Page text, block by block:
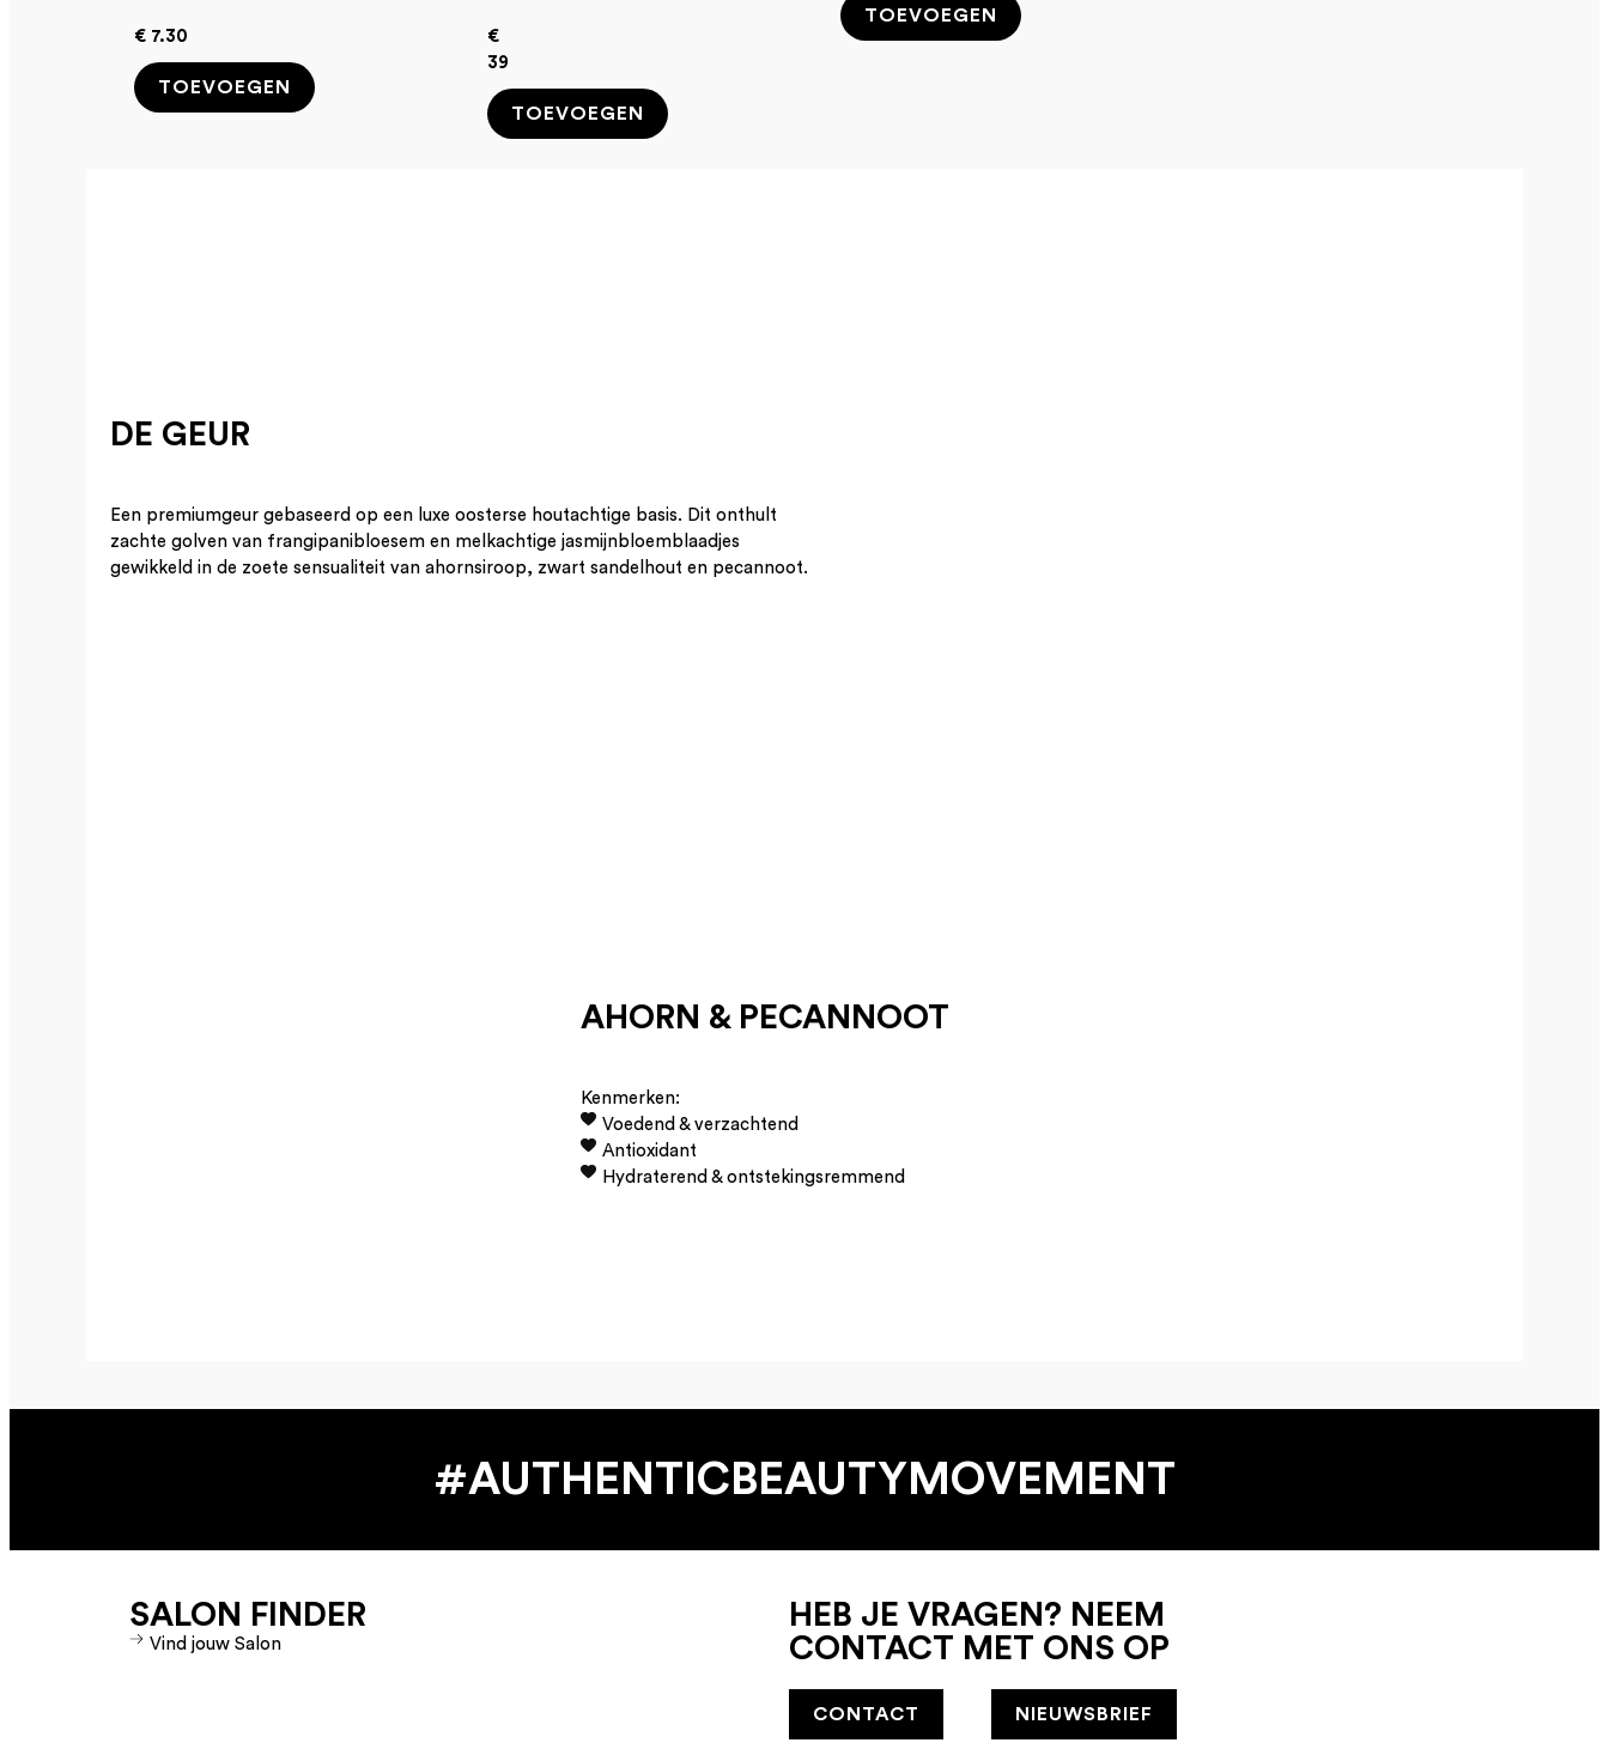
€ 7.30
TOEVOEGEN
€
39
TOEVOEGEN
TOEVOEGEN
DE GEUR
Een premiumgeur gebaseerd op een luxe oosterse houtachtige basis. Dit onthult
zachte golven van frangipanibloesem en melkachtige jasmijnbloemblaadjes
gewikkeld in de zoete sensualiteit van ahornsiroop, zwart sandelhout en pecannoot.
AHORN & PECANNOOT
Kenmerken:
Voedend & verzachtend
Antioxidant
Hydraterend & ontstekingsremmend
#AUTHENTIC­BEAUTY­MOVEMENT
SALON FINDER
Vind jouw Salon
HEB JE VRAGEN? NEEM
CONTACT MET ONS OP
CONTACT NIEUWSBRIEF